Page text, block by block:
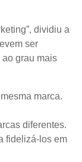
dividiu a
ser
grau mais
marca.
diferentes.
fidelizá-los em